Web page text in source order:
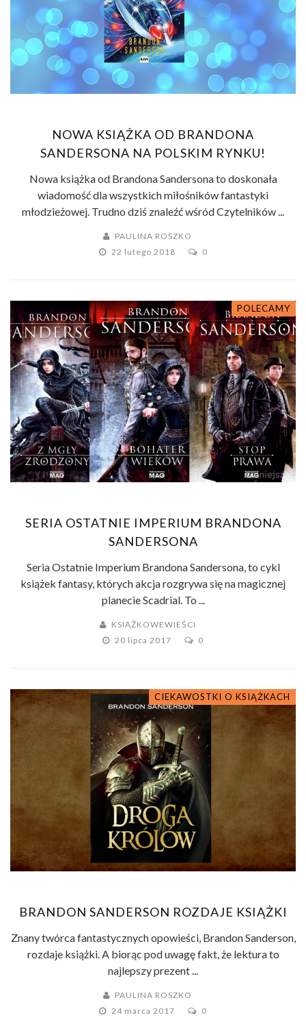
NOWA KSIĄŻKA OD BRANDONA
SANDERSONA NA POLSKIM RYNKU!
Nowa książka od Brandona Sandersona to doskonała
wiadomość dla wszystkich miłośników fantastyki
młodzieżowej. Trudno dziś znaleźć wśród Czytelników ...
PAULINA ROSZKO
22 lutego 2018
0
POLECAMY
SERIA OSTATNIE IMPERIUM BRANDONA
SANDERSONA
Seria Ostatnie Imperium Brandona Sandersona, to cykl
książek fantasy, których akcja rozgrywa się na magicznej
planecie Scadrial. To ...
KSIĄŻKOWEWIEŚCI
20 lipca 2017
0
CIEKAWOSTKI O KSIĄŻKACH
BRANDON SANDERSON ROZDAJE KSIĄŻKI
Znany twórca fantastycznych opowieści, Brandon Sanderson,
rozdaje książki. A biorąc pod uwagę fakt, że lektura to
najlepszy prezent ...
PAULINA ROSZKO
24 marca 2017
0